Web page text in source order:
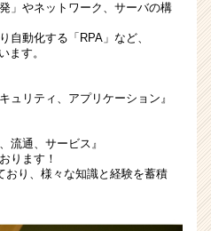
」やネットワーク、サーバの構
自動化する「RPA」など、
ます。
ュリティ、アプリケーション』
流通、サービス』
ります！
おり、様々な知識と経験を蓄積